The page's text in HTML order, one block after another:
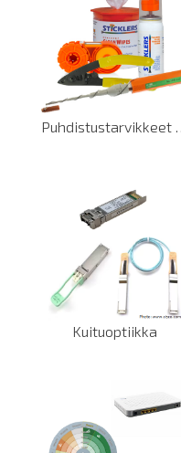
Kuituoptiikka